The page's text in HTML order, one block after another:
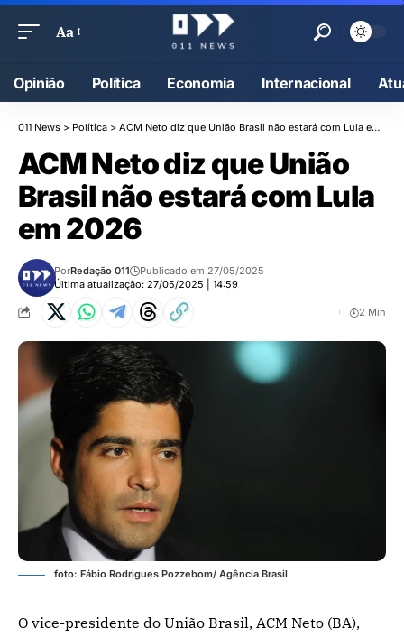
Aa
Opinião Política Economia Internacional
011 News > Política > ACM Neto diz que União Brasil não estará com Lula em 2026
ACM Neto diz que União
Brasil não estará com Lula
em 2026
Última atualização: 27/05/2025 | 14:59
PorRedação 011 Publicado em 27/05/2025
2 Min
foto: Fábio Rodrigues Pozzebom/ Agência Brasil
O vice-presidente do União Brasil, ACM Neto (BA),